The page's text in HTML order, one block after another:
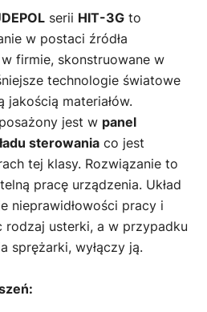
serii HIT-3G to
w postaci źródła
firmie, skonstruowane w
technologie światowe
jakością materiałów.
jest w panel
sterowania co jest
tej klasy. Rozwiązanie to
pracę urządzenia. Układ
nieprawidłowości pracy i
rodzaj usterki, a w przypadku
sprężarki, wyłączy ją.